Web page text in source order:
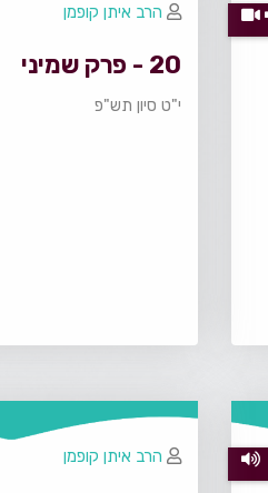
20 - פרק שמיני
י"ט סיון תש"פ
הרב איתן קופמן
הרב איתן קופמן